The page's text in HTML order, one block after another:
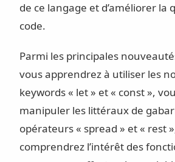
de ce langage et d’améliorer la
code.
Parmi les principales
vous apprendrez à utiliser les
keywords « let » et « const »,
manipuler les littéraux de
opérateurs « spread » et « rest
comprendrez l’intérêt des